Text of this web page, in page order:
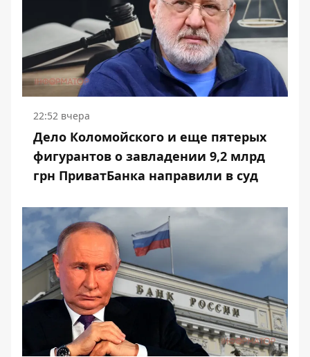
22:52 вчера
Дело Коломойского и еще пятерых
фигурантов о завладении 9,2 млрд
грн ПриватБанка направили в суд